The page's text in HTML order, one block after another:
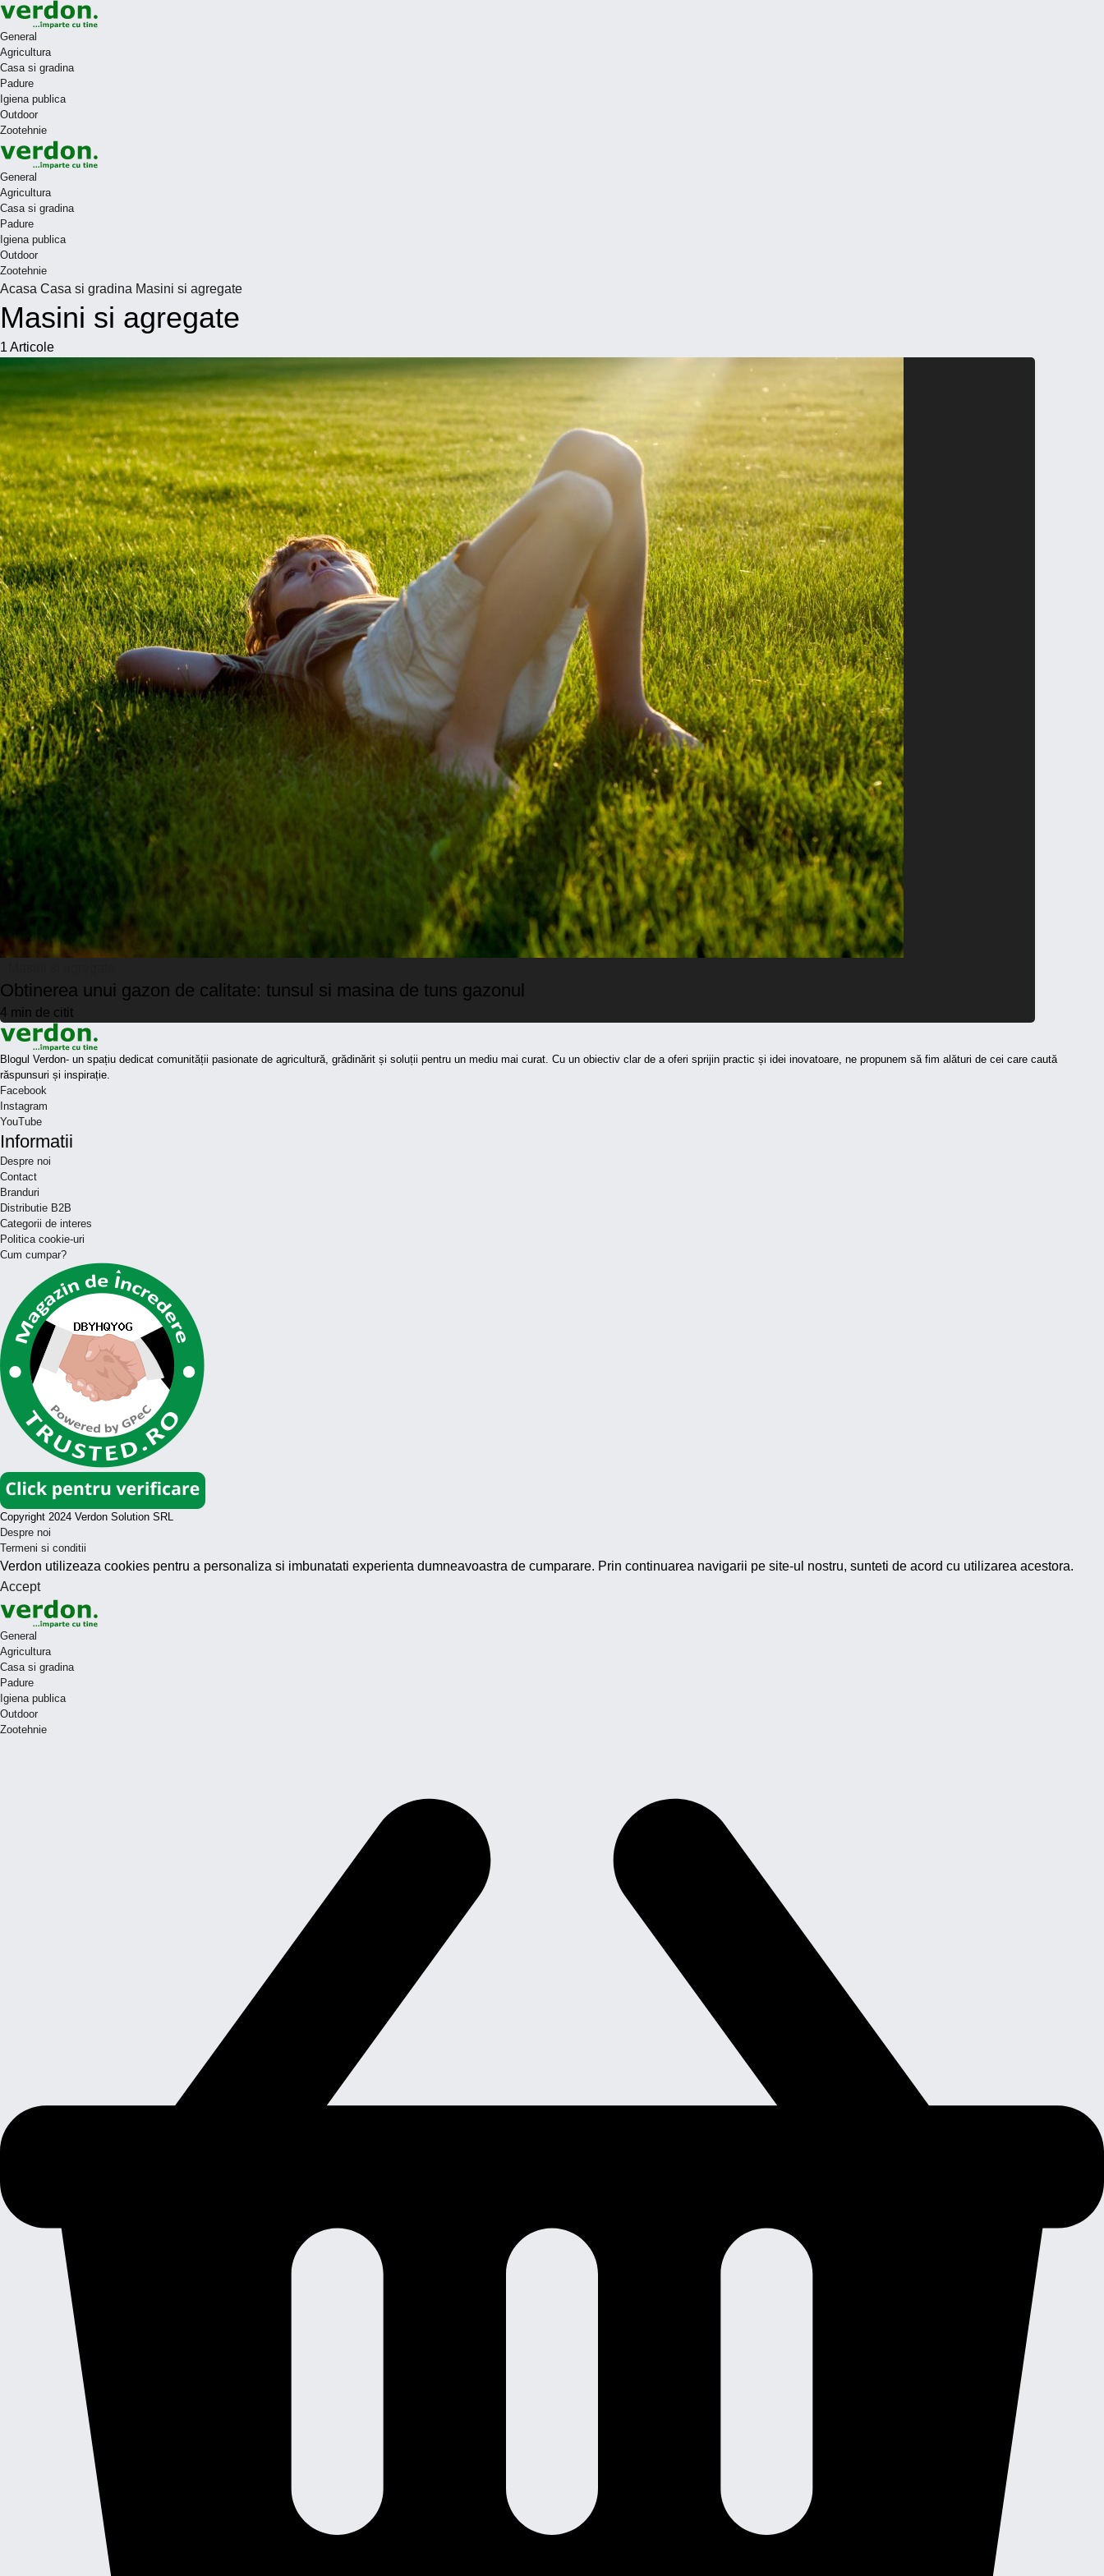
General
Agricultura
Casa si gradina
Padure
Igiena publica
Outdoor
Zootehnie
General
Agricultura
Casa si gradina
Padure
Igiena publica
Outdoor
Zootehnie
Acasa Casa si gradina Masini si agregate
Masini si agregate
1 Articole
Obtinerea unui gazon de calitate: tunsul si masina de tuns gazonul
4 min de citit
Blogul Verdon- un spațiu dedicat comunității pasionate de agricultură, grădinărit și soluții pentru un mediu mai curat. Cu un obiectiv clar de a oferi sprijin practic și idei inovatoare, ne propunem să fim alături de cei care caută
răspunsuri și inspirație.
Facebook
Instagram
YouTube
Informatii
Despre noi
Contact
Branduri
Distributie B2B
Categorii de interes
Politica cookie-uri
Cum cumpar?
Copyright 2024 Verdon Solution SRL
Despre noi
Termeni si conditii
Verdon utilizeaza cookies pentru a personaliza si imbunatati experienta dumneavoastra de cumparare. Prin continuarea navigarii pe site-ul nostru, sunteti de acord cu utilizarea acestora.
Accept
General
Agricultura
Casa si gradina
Padure
Igiena publica
Outdoor
Zootehnie